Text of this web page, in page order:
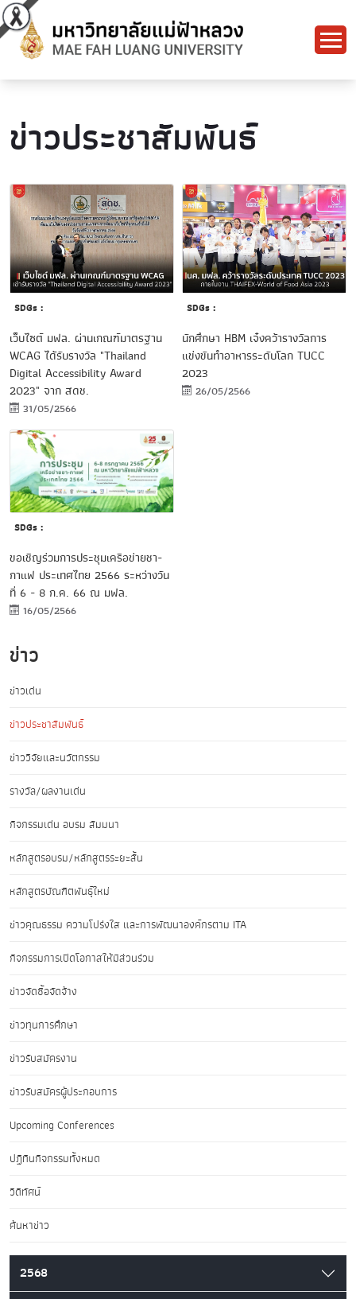
ข่าวประชาสัมพันธ์
SDGs :
เว็บไซต์ มฟล. ผ่านเกณฑ์มาตรฐาน
WCAG ได้รับรางวัล "Thailand
Digital Accessibility Award
2023" จาก สดช.
31/05/2566
SDGs :
นักศึกษา HBM เจ๋งคว้ารางวัลการ
แข่งขันทำอาหารระดับโลก TUCC
2023
26/05/2566
SDGs :
ขอเชิญร่วมการประชุมเครือข่ายชา-
กาแฟ ประเทศไทย 2566 ระหว่างวัน
ที่ 6 - 8 ก.ค. 66 ณ มฟล.
16/05/2566
ข่าว
ข่าวเด่น
ข่าวประชาสัมพันธ์
ข่าววิจัยและนวัตกรรม
รางวัล/ผลงานเด่น
กิจกรรมเด่น อบรม สัมมนา
หลักสูตรอบรม/หลักสูตรระยะสั้น
หลักสูตรบัณฑิตพันธุ์ใหม่
ข่าวคุณธรรม ความโปร่งใส และการพัฒนาองค์กรตาม ITA
กิจกรรมการเปิดโอกาสให้มีส่วนร่วม
ข่าวจัดซื้อจัดจ้าง
ข่าวทุนการศึกษา
ข่าวรับสมัครงาน
ข่าวรับสมัครผู้ประกอบการ
Upcoming Conferences
ปฏิทินกิจกรรมทั้งหมด
วิดีทัศน์
ค้นหาข่าว
2568